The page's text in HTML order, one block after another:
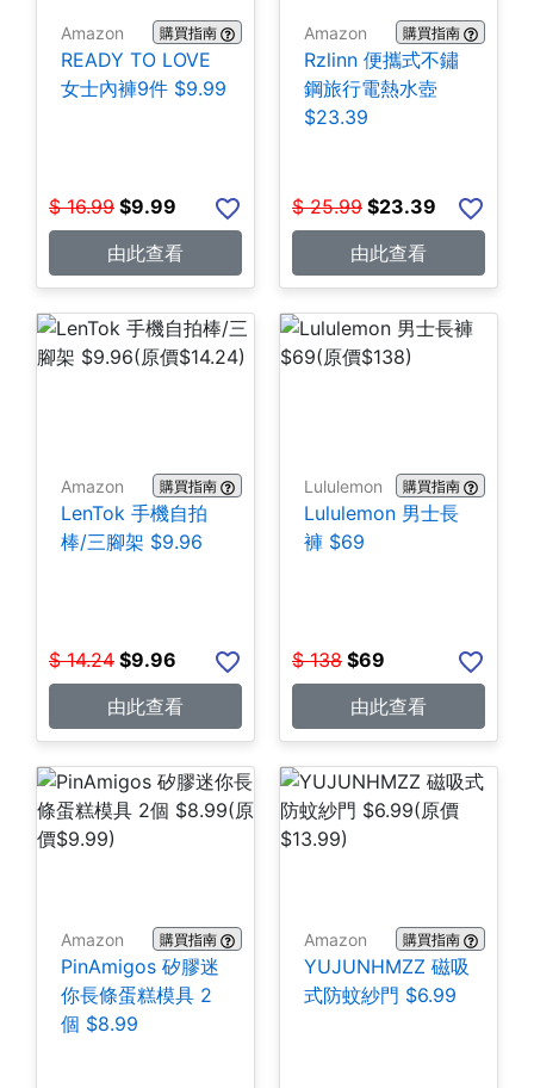
Amazon 購買指南
READY TO LOVE
女士內褲9件 $9.99
$ 16.99 $9.99
由此查看
Amazon 購買指南
Rzlinn 便攜式不鏽
鋼旅行電熱水壺
$23.39
$ 25.99 $23.39
由此查看
Amazon 購買指南
LenTok 手機自拍
棒/三腳架 $9.96
$ 14.24 $9.96
由此查看
Lululemon 購買指南
Lululemon 男士長
褲 $69
$ 138 $69
由此查看
Amazon 購買指南
PinAmigos 矽膠迷
你長條蛋糕模具 2
個 $8.99
Amazon 購買指南
YUJUNHMZZ 磁吸
式防蚊紗門 $6.99